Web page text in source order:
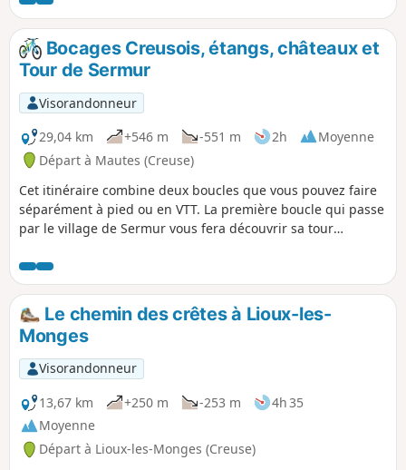
champêtre, sans difficulté, à parcourir en famille. On y
découvre quelques étangs et deux jolis châteaux.
Bocages Creusois, étangs, châteaux et
Tour de Sermur
Visorandonneur
29,04 km
+546 m -551 m 2h
Moyenne
Départ à Mautes (Creuse)
Cet itinéraire combine deux boucles que vous pouvez faire
séparément à pied ou en VTT. La première boucle qui passe
par le village de Sermur vous fera découvrir sa tour
emprunte partiellement un itinéraire balisé. La deuxième
boucle passe par Lupersat. Cet itinéraire est totalement
balisé, il emprunte le chemin des douaniers. Vous y
traverserez quelques hameaux tout en pierre naturelle et
longerez quelques étangs (point de vue sur Lupersat).
Le chemin des crêtes à Lioux-les-
Monges
Visorandonneur
13,67 km
+250 m -253 m
4h 35
Moyenne
Départ à Lioux-les-Monges (Creuse)